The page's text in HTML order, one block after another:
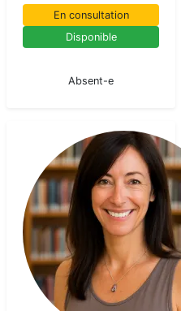
En consultation
Disponible
Absent-e